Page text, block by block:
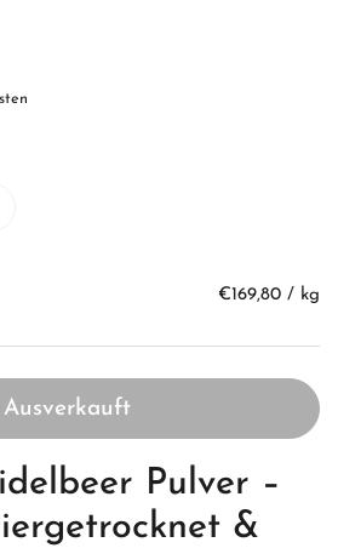
€169,80 / kg
Ausverkauft
Pulver –
&